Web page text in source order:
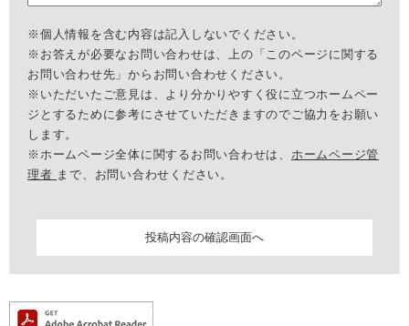
※個人情報を含む内容は記入しないでください。
※お答えが必要なお問い合わせは、上の「このページに関する
お問い合わせ先」からお問い合わせください。
※いただいたご意見は、より分かりやすく役に立つホームペー
ジとするために参考にさせていただきますのでご協力をお願い
します。
※ホームページ全体に関するお問い合わせは、 ホームページ管
理者 まで、お問い合わせください。